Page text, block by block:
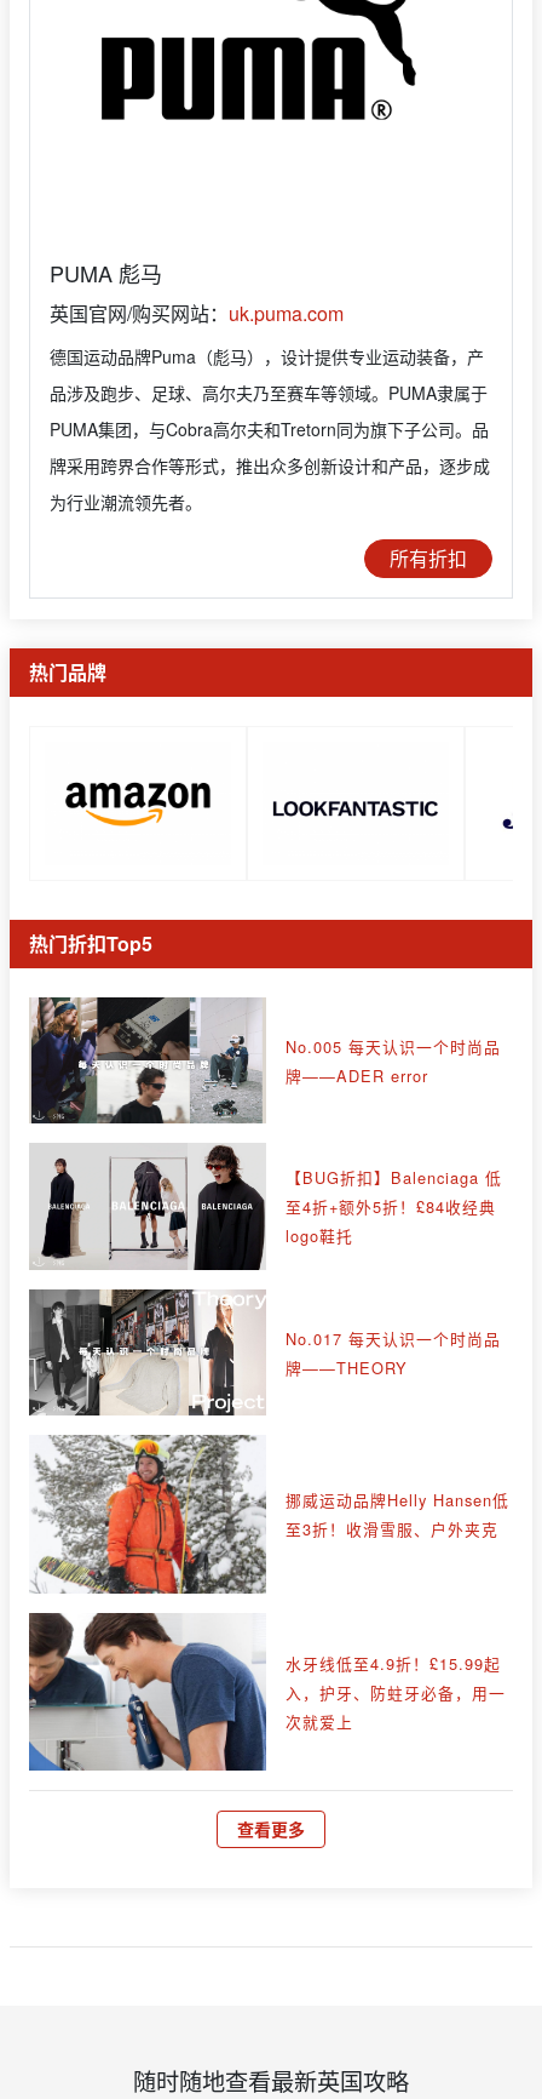
PUMA 彪马
英国官网/购买网站： uk.puma.com
德国运动品牌Puma（彪马），设计提供专业运动装备，产
品涉及跑步、足球、高尔夫乃至赛车等领域。PUMA隶属于
PUMA集团，与Cobra高尔夫和Tretorn同为旗下子公司。品
牌采用跨界合作等形式，推出众多创新设计和产品，逐步成
为行业潮流领先者。
所有折扣
热门品牌
热门折扣Top5
No.005 每天认识一个时尚品
牌——ADER error
【BUG折扣】Balenciaga 低
至4折+额外5折！£84收经典
logo鞋托
No.017 每天认识一个时尚品
牌——THEORY
挪威运动品牌Helly Hansen低
至3折！收滑雪服、户外夹克
水牙线低至4.9折！£15.99起
入，护牙、防蛀牙必备，用一
次就爱上
查看更多
随时随地查看最新英国攻略